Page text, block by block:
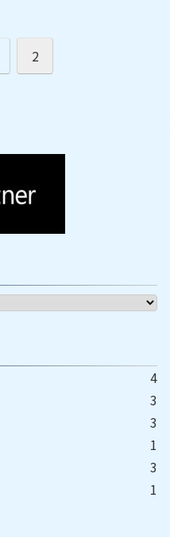
2
4
3
3
1
3
1